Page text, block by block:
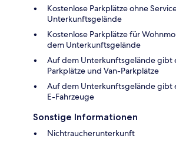
Kostenlose Parkplätze ohne
Unterkunftsgelände
Kostenlose Parkplätze für
dem Unterkunftsgelände
Auf dem Unterkunftsgelände gibt
Parkplätze und Van-Parkplätze
Auf dem Unterkunftsgelände gibt
E-Fahrzeuge
Sonstige Informationen
Nichtraucherunterkunft